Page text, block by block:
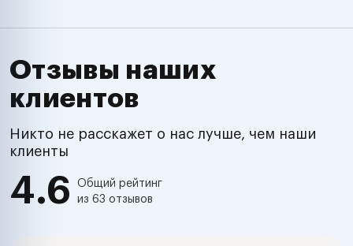
Отзывы наших
клиентов
Никто не расскажет о нас лучше, чем наши
клиенты
4.6
Общий рейтинг
из 63 отзывов